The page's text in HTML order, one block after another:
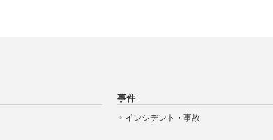
事件
インシデント・事故